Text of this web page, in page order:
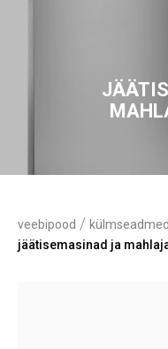
veebipood / külmseadmed
jäätisemasinad ja